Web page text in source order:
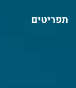
תפריטים